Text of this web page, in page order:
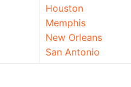
Houston
Memphis
New Orleans
San Antonio